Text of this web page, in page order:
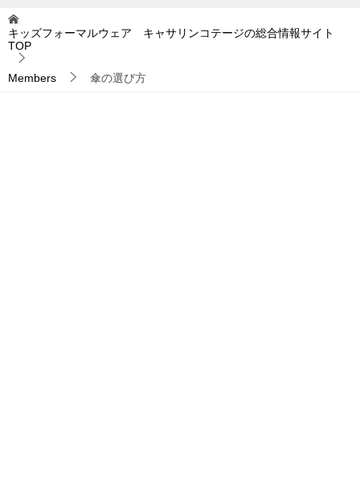
キッズフォーマルウェア キャサリンコテージの総合情報サイト
TOP
Members 傘の選び方